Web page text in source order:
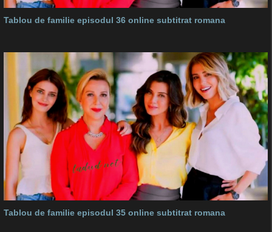
Tablou de familie episodul 36 online subtitrat romana
Tablou de familie episodul 35 online subtitrat romana